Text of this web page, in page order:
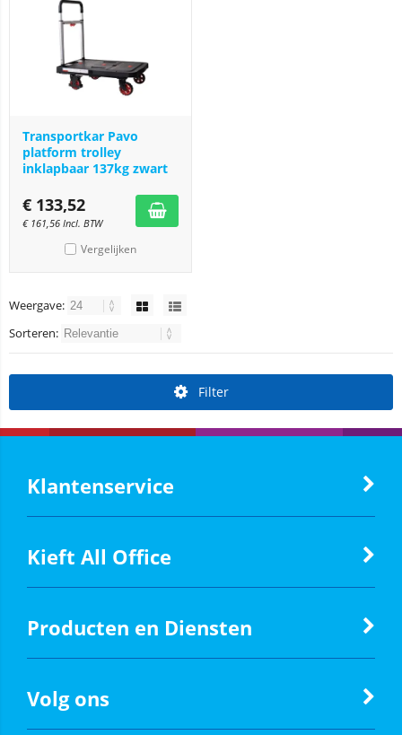
Transportkar Pavo
platform trolley
inklapbaar 137kg zwart
€ 133,52
€ 161,56 Incl. BTW
Vergelijken
Weergave:
Sorteren:
Filter
Klantenservice
Kieft All Office
Producten en Diensten
Volg ons